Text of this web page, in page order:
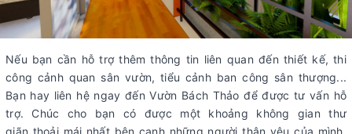
Nếu bạn cần hỗ trợ thêm thông tin liên quan đến thiết kế, thi
công cảnh quan sân vườn, tiểu cảnh ban công sân thượng...
Bạn hay liên hệ ngay đến Vườn Bách Thảo để được tư vấn hỗ
trợ. Chúc cho bạn có được một khoảng không gian thư
giãn thoải mái nhất bên cạnh những người thân yêu của mình.